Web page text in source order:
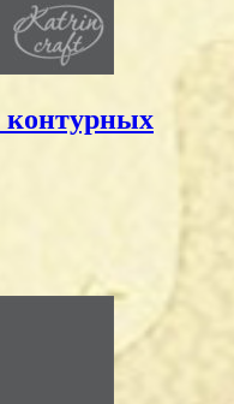
контурных